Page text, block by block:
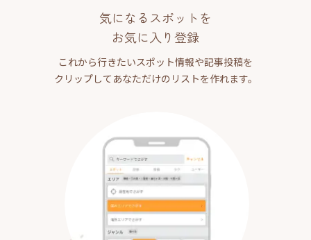
気になるスポットを
お気に入り登録
これから行きたいスポット情報や記事投稿を
クリップしてあなただけのリストを作れます。